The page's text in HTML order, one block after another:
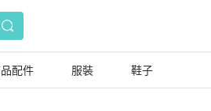
配件 服裝 鞋子